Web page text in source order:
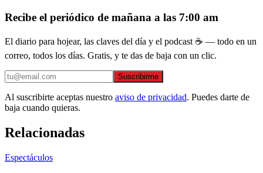
Recibe el periódico de mañana a las 7:00 am
El diario para hojear, las claves del día y el podcast ☕ — todo en un
correo, todos los días. Gratis, y te das de baja con un clic.
Suscribirme
Al suscribirte aceptas nuestro aviso de privacidad. Puedes darte de
baja cuando quieras.
Relacionadas
Espectáculos